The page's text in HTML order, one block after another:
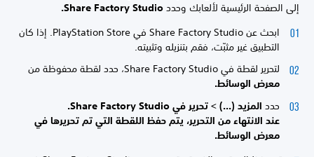
إلى الصفحة الرئيسية لألعابك وحددShare Factory Studio.
ابحث عن Share Factory Studio في PlayStation Store. إذا كان
التطبيق غير مثبّت، فقم بتنزيله وتثبيته.
لتحرير لقطة في Share Factory Studio، حدد لقطة محفوظة من
معرض الوسائط.
حددالمزيد (...) >تحرير في Share Factory Studio.
عند الانتهاء من التحرير، يتم حفظ اللقطة التي تم تحريرها في
معرض الوسائط.